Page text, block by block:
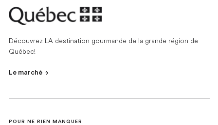
Découvrez LA destination gourmande de la grande région de
Québec!
Le marché
POUR NE RIEN MANQUER